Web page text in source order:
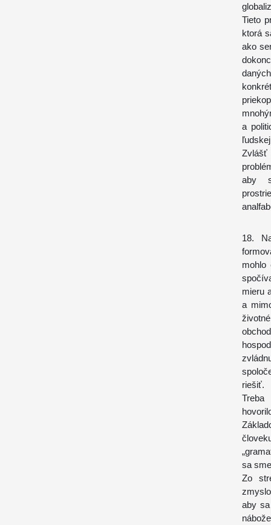
Tieto
ktorá
ako
a
aby
18.
mohlo
mieru
a
riešiť.
Treba
sa
Zo
aby